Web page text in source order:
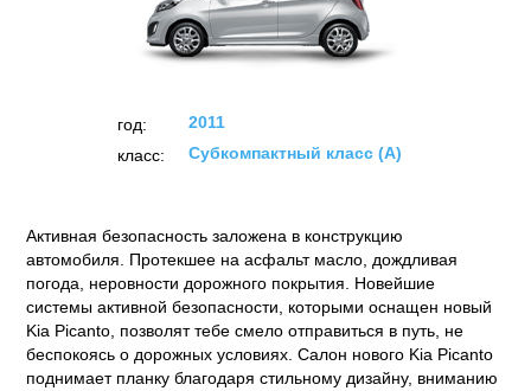
год:
2011
класс:
Субкомпактный класс (А)
Активная безопасность заложена в конструкцию
автомобиля. Протекшее на асфальт масло, дождливая
погода, неровности дорожного покрытия. Новейшие
системы активной безопасности, которыми оснащен новый
Kia Picanto, позволят тебе смело отправиться в путь, не
беспокоясь о дорожных условиях. Салон нового Kia Picanto
поднимает планку благодаря стильному дизайну, вниманию